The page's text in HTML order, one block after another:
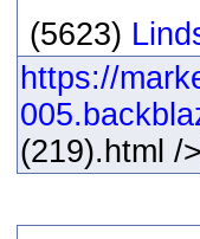
(5623)
https://
(219).html /